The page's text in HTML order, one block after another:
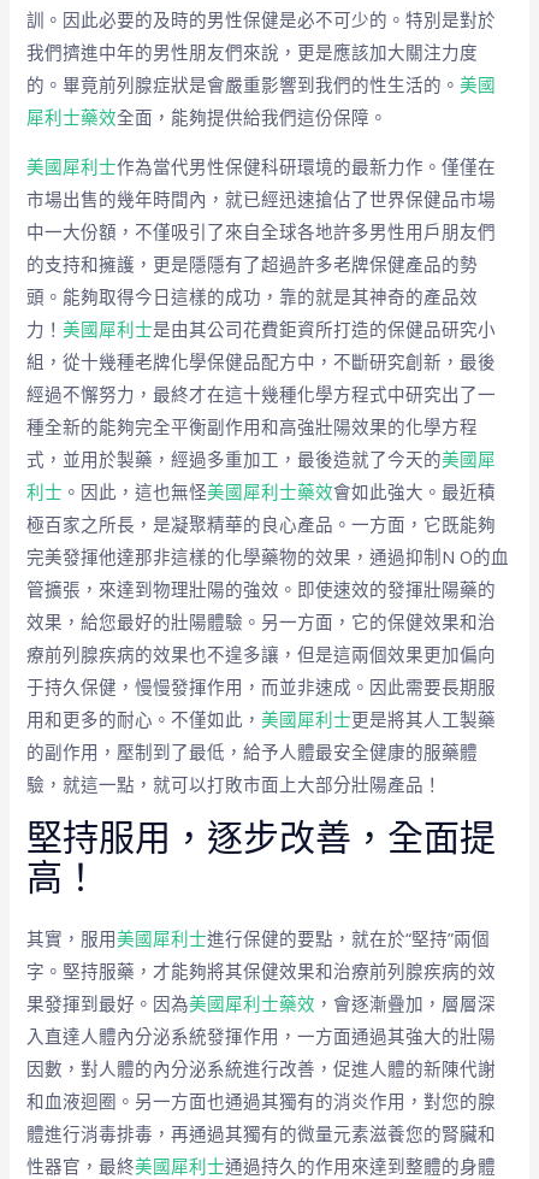
訓。因此必要的及時的男性保健是必不可少的。特別是對於
我們擠進中年的男性朋友們來說，更是應該加大關注力度
的。畢竟前列腺症狀是會嚴重影響到我們的性生活的。美國
犀利士藥效全面，能夠提供給我們這份保障。
美國犀利士作為當代男性保健科研環境的最新力作。僅僅在
市場出售的幾年時間內，就已經迅速搶佔了世界保健品市場
中一大份額，不僅吸引了來自全球各地許多男性用戶朋友們
的支持和擁護，更是隱隱有了超過許多老牌保健產品的勢
頭。能夠取得今日這樣的成功，靠的就是其神奇的產品效
力！美國犀利士是由其公司花費鉅資所打造的保健品研究小
組，從十幾種老牌化學保健品配方中，不斷研究創新，最後
經過不懈努力，最終才在這十幾種化學方程式中研究出了一
種全新的能夠完全平衡副作用和高強壯陽效果的化學方程
式，並用於製藥，經過多重加工，最後造就了今天的美國犀
利士 。因此，這也無怪美國犀利士藥效會如此強大。最近積
極百家之所長，是凝聚精華的良心產品。一方面，它既能夠
完美發揮他達那非這樣的化學藥物的效果，通過抑制N O的血
管擴張，來達到物理壯陽的強效。即使速效的發揮壯陽藥的
效果，給您最好的壯陽體驗。另一方面，它的保健效果和治
療前列腺疾病的效果也不遑多讓，但是這兩個效果更加偏向
于持久保健，慢慢發揮作用，而並非速成。因此需要長期服
用和更多的耐心。不僅如此，美國犀利士更是將其人工製藥
的副作用，壓制到了最低，給予人體最安全健康的服藥體
驗，就這一點，就可以打敗市面上大部分壯陽產品！
堅持服用，逐步改善，全面提
高！
其實，服用美國犀利士進行保健的要點，就在於“堅持”兩個
字。堅持服藥，才能夠將其保健效果和治療前列腺疾病的效
果發揮到最好。因為美國犀利士藥效 ，會逐漸疊加，層層深
入直達人體內分泌系統發揮作用，一方面通過其強大的壯陽
因數，對人體的內分泌系統進行改善，促進人體的新陳代謝
和血液迴圈。另一方面也通過其獨有的消炎作用，對您的腺
體進行消毒排毒，再通過其獨有的微量元素滋養您的腎臟和
性器官，最終美國犀利士通過持久的作用來達到整體的身體